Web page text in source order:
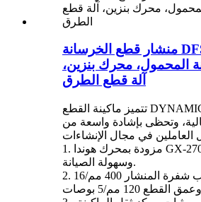
منشار قطع الخرسانة DFS-400، منشار
المحمول، محرك بنزين،
آلة قطع الطرق
تتميز ماكينة القطع DYNAMIC DFS-400 بأداء
وتحظى بإشادة واسعة من
1. مزودة بمحرك هوندا GX-270، يتميز بأداء ممتاز
وسهولة الصيانة.
2. أقصى قطر لتركيب شفرة المنشار 400 مم/16